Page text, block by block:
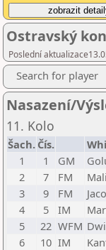
Ostravský
Poslední
Search for player
Nasazení/
11. Kolo
Šach. Čís.
1
1 GM
2
7 FM
3
9 FM
4
5 IM
5
22 WFM
6
10 IM